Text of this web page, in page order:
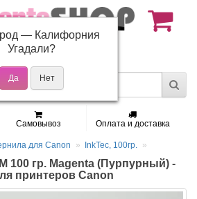
01-37
- 19:00
Самовывоз Оплата и доставка
для Canon InkTec, 100гр.
100 гр. Magenta (Пурпурный) -
принтеров Canon
— Калифорния
Угадали?